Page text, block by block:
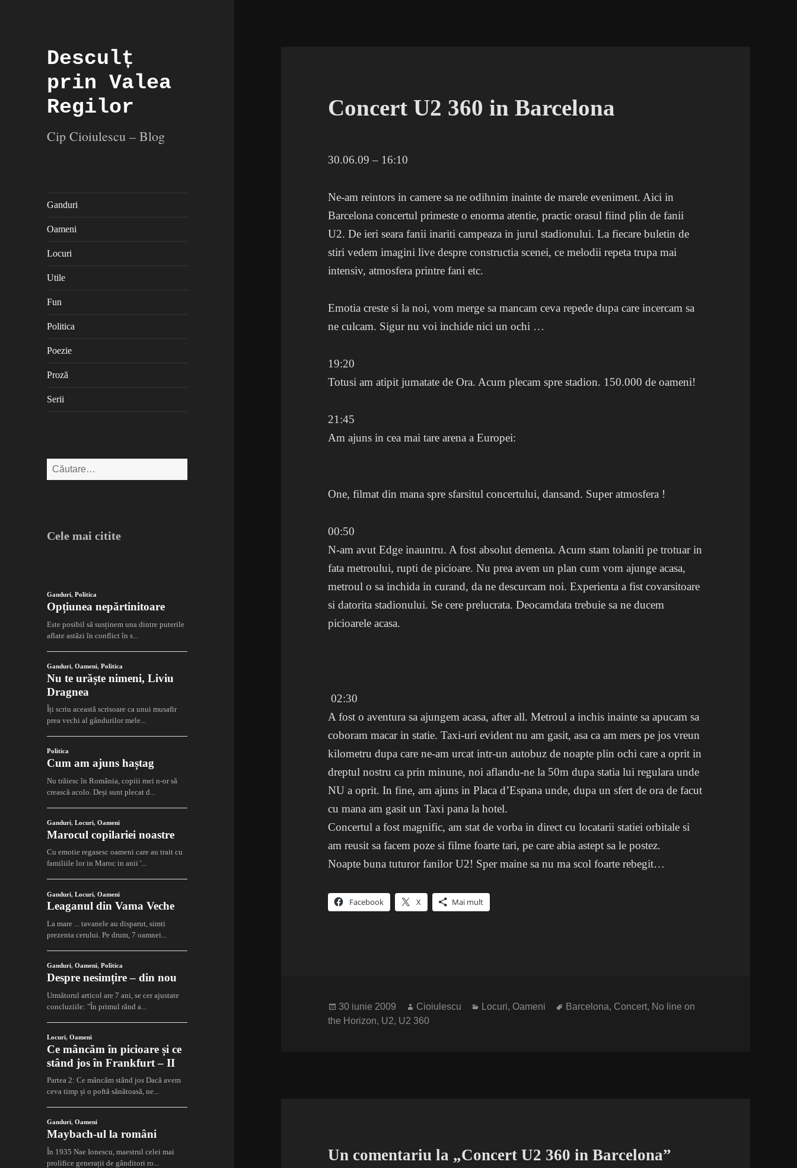
Desculț
prin Valea
Regilor
Cip Cioiulescu – Blog
Ganduri
Oameni
Locuri
Utile
Fun
Politica
Poezie
Proză
Serii
Caută
după:
Cele mai citite
Ganduri,Politica
Opțiunea nepărtinitoare
Este posibil să susținem una dintre puterile
aflate astăzi în conflict în s...
Ganduri,Oameni,Politica
Nu te urăște nimeni, Liviu
Dragnea
Îți scriu această scrisoare ca unui musafir
prea vechi al gândurilor mele...
Politica
Cum am ajuns haștag
Nu trăiesc în România, copiii mei n-or să
crească acolo. Deși sunt plecat d...
Ganduri,Locuri,Oameni
Marocul copilariei noastre
Cu emotie regasesc oameni care au trait cu
familiile lor in Maroc in anii '...
Ganduri,Locuri,Oameni
Leaganul din Vama Veche
La mare ... tavanele au disparut, simti
prezenta cerului. Pe drum, 7 oamnei...
Ganduri,Oameni,Politica
Despre nesimțire – din nou
Următorul articol are 7 ani, se cer ajustate
concluziile: "În primul rând a...
Locuri,Oameni
Ce mâncăm în picioare și ce
stând jos în Frankfurt – II
Partea 2: Ce mâncăm stând jos Dacă avem
ceva timp și o poftă sănătoasă, ne...
Ganduri,Oameni
Maybach-ul la români
În 1935 Nae Ionescu, maestrul celei mai
prolifice generații de gânditori ro...
Concert U2 360 in Barcelona
30.06.09 – 16:10
Ne-am reintors in camere sa ne odihnim inainte de marele eveniment. Aici in
Barcelona concertul primeste o enorma atentie, practic orasul fiind plin de fanii
U2. De ieri seara fanii inariti campeaza in jurul stadionului. La fiecare buletin de
stiri vedem imagini live despre constructia scenei, ce melodii repeta trupa mai
intensiv, atmosfera printre fani etc.
Emotia creste si la noi, vom merge sa mancam ceva repede dupa care incercam sa
ne culcam. Sigur nu voi inchide nici un ochi …
19:20
Totusi am atipit jumatate de Ora. Acum plecam spre stadion. 150.000 de oameni!
21:45
Am ajuns in cea mai tare arena a Europei:
One, filmat din mana spre sfarsitul concertului, dansand. Super atmosfera !
00:50
N-am avut Edge inauntru. A fost absolut dementa. Acum stam tolaniti pe trotuar in
fata metroului, rupti de picioare. Nu prea avem un plan cum vom ajunge acasa,
metroul o sa inchida in curand, da ne descurcam noi. Experienta a fist covarsitoare
si datorita stadionului. Se cere prelucrata. Deocamdata trebuie sa ne ducem
picioarele acasa.
02:30
A fost o aventura sa ajungem acasa, after all. Metroul a inchis inainte sa apucam sa
coboram macar in statie. Taxi-uri evident nu am gasit, asa ca am mers pe jos vreun
kilometru dupa care ne-am urcat intr-un autobuz de noapte plin ochi care a oprit in
dreptul nostru ca prin minune, noi aflandu-ne la 50m dupa statia lui regulara unde
NU a oprit. In fine, am ajuns in Placa d’Espana unde, dupa un sfert de ora de facut
cu mana am gasit un Taxi pana la hotel.
Concertul a fost magnific, am stat de vorba in direct cu locatarii statiei orbitale si
am reusit sa facem poze si filme foarte tari, pe care abia astept sa le postez.
Noapte buna tuturor fanilor U2! Sper maine sa nu ma scol foarte rebegit…
Facebook X Mai mult
Publicat
pe
30 iunie 2009 Autor
Cioiulescu Categorii
Locuri, Oameni Etichete
Barcelona, Concert, No line on
the Horizon, U2, U2 360
Un comentariu la „Concert U2 360 in Barcelona”